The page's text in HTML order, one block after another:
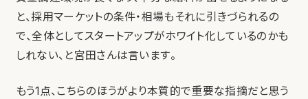
と、採用マーケットの条件・相場もそれに引きづられるの
で、全体としてスタートアップがホワイト化しているのかも
しれない、と宮田さんは言います。
もう1点、こちらのほうがより本質的で重要な指摘だと思う